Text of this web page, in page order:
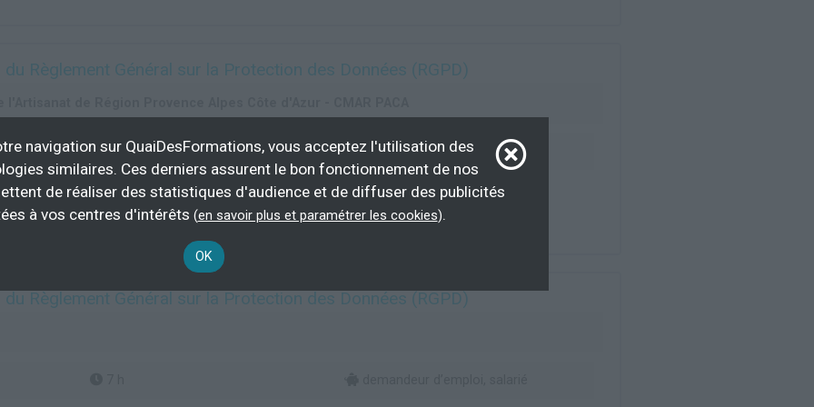
Règlement Général sur la Protection des Données (RGPD)
7 h demandeur d’emploi, salarié
Plus d'informations
Règlement Général sur la Protection des Données (RGPD)
navigation sur QuaiDesFormations, vous acceptez l'utilisation des
similaires. Ces derniers assurent le bon fonctionnement de nos
de réaliser des statistiques d'audience et de diffuser des publicités
à vos centres d'intérêts (en savoir plus et paramétrer les cookies).
OK